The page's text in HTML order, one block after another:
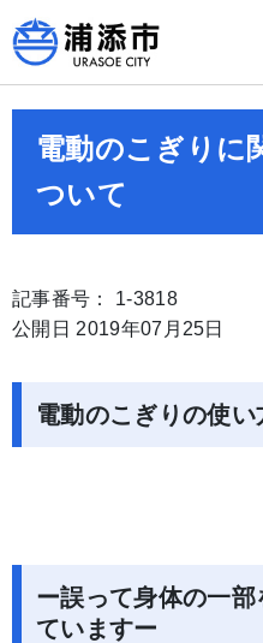
電動のこぎりに
ついて
記事番号： 1-3818
公開日 2019年07月25日
電動のこぎりの使い
ー誤って身体の一
ていますー